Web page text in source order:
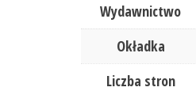
Wydawnictwo
Okładka
Liczba stron